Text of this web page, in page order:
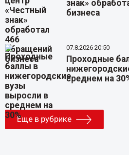
знак»
бизнеса
07.8.2026 20:50
Проходные
среднем на
Еще в рубрике